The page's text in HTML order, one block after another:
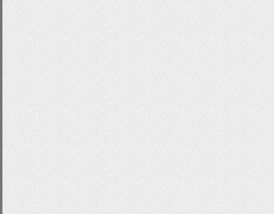
.sliderBullets{
position:absolute;
bottom:5px;
right:10px;
z-index:50;
margin-left:13px;
}
.sliderBullets a{
display:block;